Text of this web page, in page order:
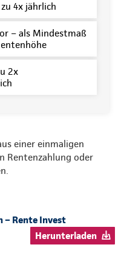
4x jährlich
– als Mindestmaß
2x
einer einmaligen
Rentenzahlung oder
– Rente Invest
Herunterladen